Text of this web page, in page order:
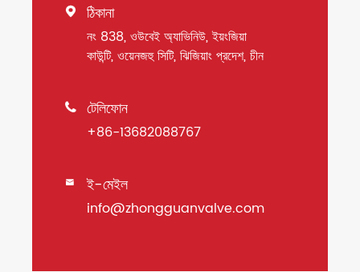
 ঠিকানা
নং 838, ওউবেই অ্যাভিনিউ, ইয়ংজিয়া
কাউন্টি, ওয়েনজহু সিটি, ঝিজিয়াং প্রদেশ, চীন
 টেলিফোন
+86-13682088767
 ই-মেইল
info@zhongguanvalve.com